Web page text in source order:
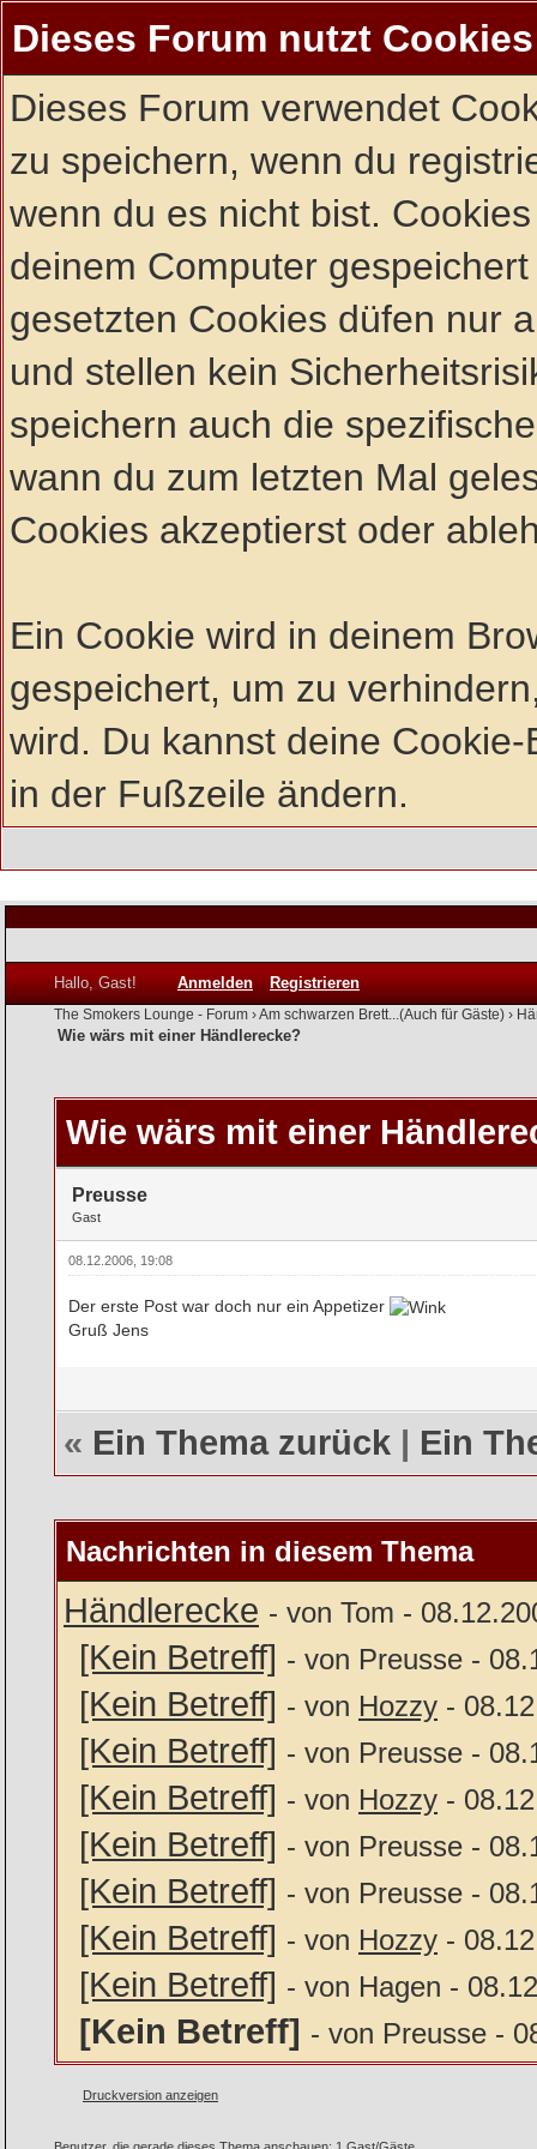
Dieses Forum nutzt Cookies
Dieses Forum verwendet
zu speichern, wenn du
wenn du es nicht bist.
deinem Computer
gesetzten Cookies düfen nur
und stellen kein
speichern auch die
wann du zum letzten Mal
Cookies akzeptierst oder
Ein Cookie wird in deinem
gespeichert, um zu
wird. Du kannst deine
in der Fußzeile ändern.
Hallo, Gast! Anmelden Registrieren
The Smokers Lounge - Forum ›Am schwarzen Brett...(Auch für Gäste) ›
Wie wärs mit einer Händlerecke?
Wie wärs mit einer
Preusse
Gast
08.12.2006, 19:08
Der erste Post war doch nur ein Appetizer
Gruß Jens
« Ein Thema zurück | Ein
Nachrichten in diesem Thema
Händlerecke - von Tom -
[Kein Betreff] - von Preusse -
[Kein Betreff] - von Hozzy -
[Kein Betreff] - von Preusse -
[Kein Betreff] - von Hozzy -
[Kein Betreff] - von Preusse -
[Kein Betreff] - von Preusse -
[Kein Betreff] - von Hozzy -
[Kein Betreff] - von Hagen -
[Kein Betreff] - von Preusse -
Druckversion anzeigen